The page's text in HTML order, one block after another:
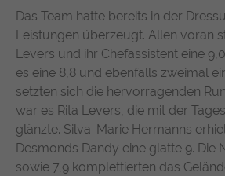
Das Team hatte bereits in der
Leistungen überzeugt. Allen voran
Levers und ihr Chefassistent eine
es eine 8,8 und ebenfalls zweimal
setzten sich die hervorragenden
war es Rita Levers, die mit der
glänzte. Silva-Marie Hermanns
Desmonds Dandy eine glatte 9. Die
sowie 7,9 komplettierten das
während der Sitzung
verbessern und den
Nutzer optimal zu
Anbieter
Google Ireland
Barrow Street, Dublin
Laufzeit 1 Jahr
Zweck
Wird verwendet, um
entsperren.
https://